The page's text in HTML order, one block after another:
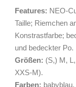
Features: NEO-
Taille; Riemchen
Konstrastfarbe;
und bedeckter Po.
Größen: (S,) M,
XXS-M).
Farben: